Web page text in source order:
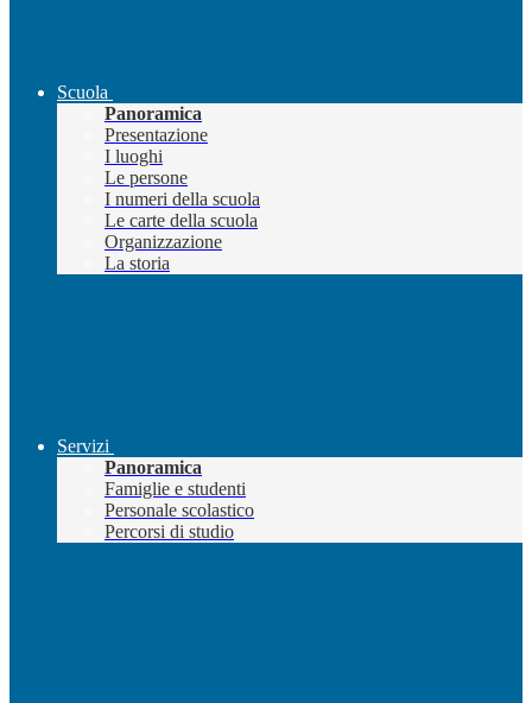
Scuola
Panoramica
Presentazione
I luoghi
Le persone
I numeri della scuola
Le carte della scuola
Organizzazione
La storia
Servizi
Panoramica
Famiglie e studenti
Personale scolastico
Percorsi di studio